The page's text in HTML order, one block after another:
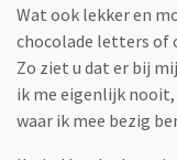
Wat ook lekker en
chocolade letters of
Zo ziet u dat er bij
ik me eigenlijk
waar ik mee bezig